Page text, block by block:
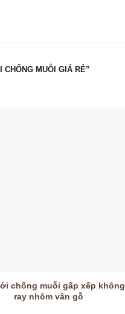
MUỖI GIÁ RẺ”
chống muỗi gấp xếp không
ray nhôm vân gỗ